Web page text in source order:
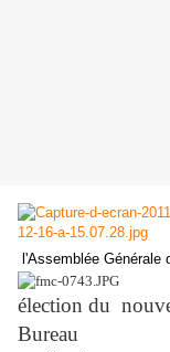
l'Assemblée
élection du
Bureau